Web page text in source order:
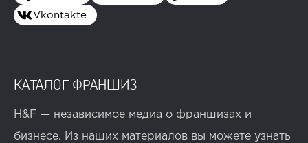
Vkontakte
КАТАЛОГ ФРАНШИЗ
H&F — независимое медиа о франшизах и
бизнесе. Из наших материалов вы можете узнать